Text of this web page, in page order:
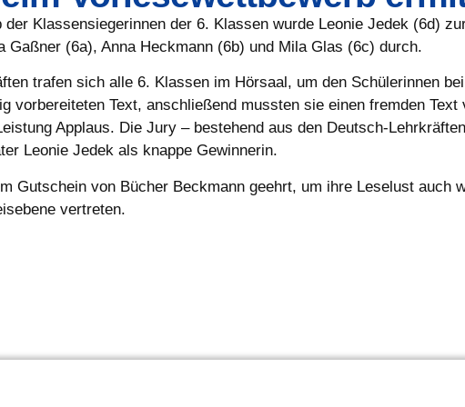
Klassensiegerinnen der 6. Klassen wurde Leonie Jedek (6d)
Gaßner (6a), Anna Heckmann (6b) und Mila Glas (6c) durch.
trafen sich alle 6. Klassen im Hörsaal, um den Schülerinnen
vorbereiteten Text, anschließend mussten sie einen fremden
Applaus. Die Jury – bestehend aus den Deutsch-
Leonie Jedek als knappe Gewinnerin.
Gutschein von Bücher Beckmann geehrt, um ihre Leselust auch
vertreten.